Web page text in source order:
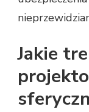
Jakie